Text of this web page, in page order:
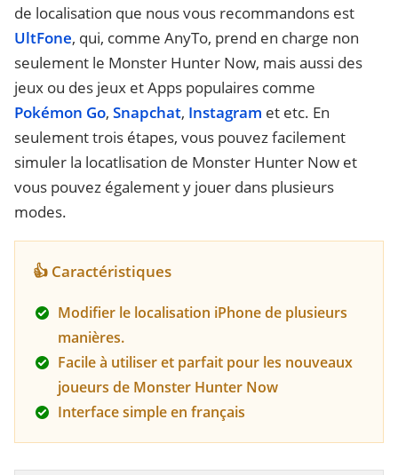
de localisation que nous vous recommandons est
UltFone, qui, comme AnyTo, prend en charge non
seulement le Monster Hunter Now, mais aussi des
jeux ou des jeux et Apps populaires comme
Pokémon Go, Snapchat, Instagram et etc. En
seulement trois étapes, vous pouvez facilement
simuler la locatlisation de Monster Hunter Now et
vous pouvez également y jouer dans plusieurs
modes.
👍 Caractéristiques
Modifier le localisation iPhone de plusieurs
manières.
Facile à utiliser et parfait pour les nouveaux
joueurs de Monster Hunter Now
Interface simple en français